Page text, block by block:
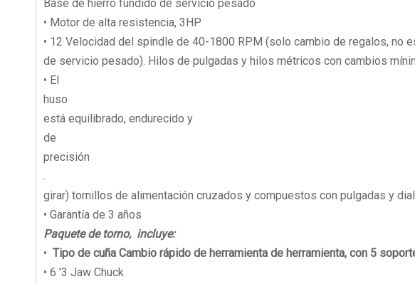
Base de hierro fundido de servicio pesado
• Motor de alta resistencia, 3HP
• 12 Velocidad del spindle de 40-1800 RPM (solo cambio de regalos, no
de servicio pesado). Hilos de pulgadas y hilos métricos con cambios
• El
huso
está equilibrado, endurecido y
de
precisión
.
girar) tornillos de alimentación cruzados y compuestos con pulgadas y
• Garantía de 3 años
Paquete de torno, incluye:
• Tipo de cuña Cambio rápido de herramienta de herramienta, con 5
• 6 '3 Jaw Chuck